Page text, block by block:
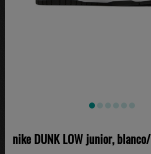
nike DUNK LOW junior,